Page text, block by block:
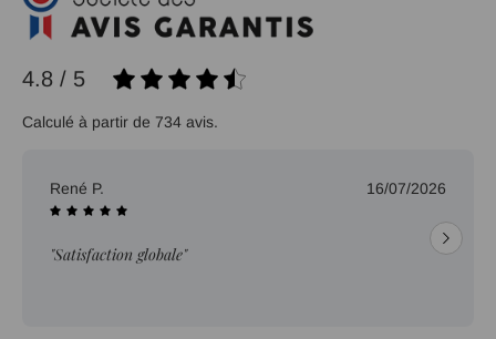
4.8 / 5
Calculé à partir de 734 avis.
René P. 16/07/2026
"Satisfaction globale"